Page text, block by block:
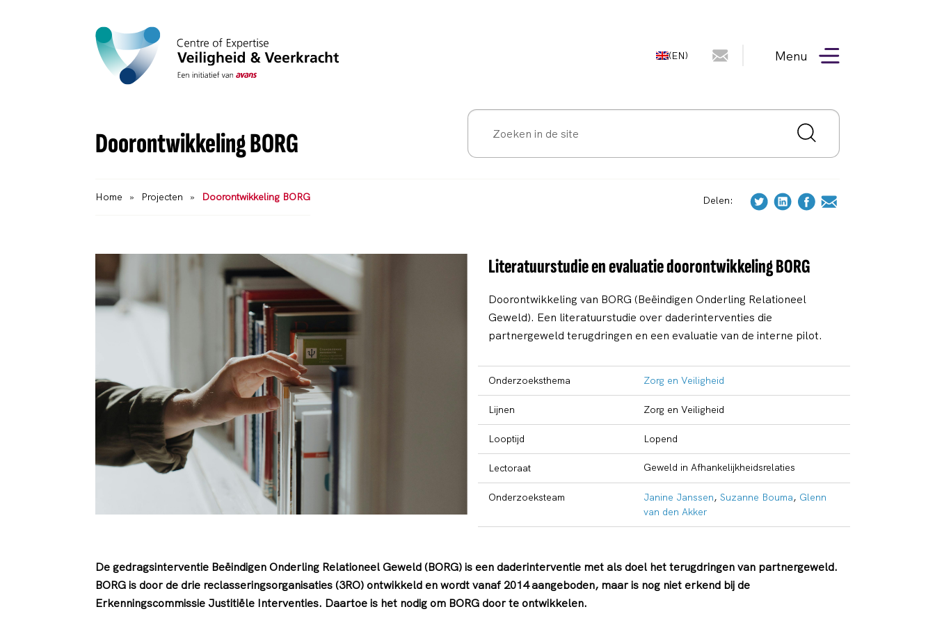
(EN) Menu
Doorontwikkeling BORG
Home » Projecten » Doorontwikkeling BORG Delen:
Literatuurstudie en evaluatie doorontwikkeling BORG
Doorontwikkeling van BORG (Beëindigen Onderling Relationeel
Geweld). Een literatuurstudie over daderinterventies die
partnergeweld terugdringen en een evaluatie van de interne pilot.
Onderzoeksthema Zorg en Veiligheid
Lijnen Zorg en Veiligheid
Looptijd Lopend
Lectoraat Geweld in Afhankelijkheidsrelaties
Onderzoeksteam Janine Janssen, Suzanne Bouma, Glenn
van den Akker
De gedragsinterventie Beëindigen Onderling Relationeel Geweld (BORG) is een daderinterventie met als doel het terugdringen van partnergeweld.
BORG is door de drie reclasseringsorganisaties (3RO) ontwikkeld en wordt vanaf 2014 aangeboden, maar is nog niet erkend bij de
Erkenningscommissie Justitiële Interventies. Daartoe is het nodig om BORG door te ontwikkelen.